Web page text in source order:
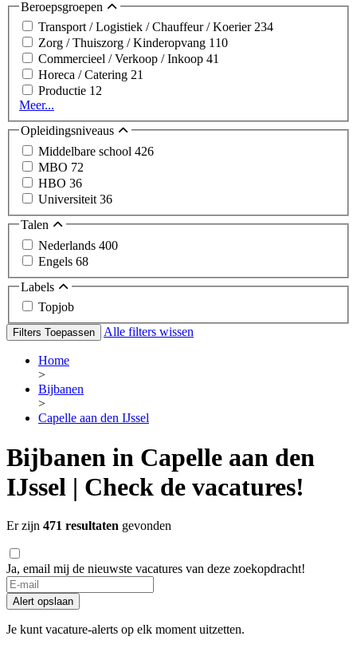
Beroepsgroepen
Transport / Logistiek / Chauffeur / Koerier234
Zorg / Thuiszorg / Kinderopvang 110
Commercieel / Verkoop / Inkoop 41
Horeca / Catering 21
Productie 12
Meer...
Opleidingsniveaus
Middelbare school 426
MBO 72
HBO 36
Universiteit 36
Talen
Nederlands 400
Engels 68
Labels
Topjob
Filters Toepassen Alle filters wissen
Home
>
Bijbanen
>
Capelle aan den IJssel
Bijbanen in Capelle aan den
IJssel | Check de vacatures!
Er zijn 471 resultaten gevonden
Ja, email mij de nieuwste vacatures van deze zoekopdracht!
If
you
are
a
Alert opslaan
Je kunt vacature-alerts op elk moment uitzetten.